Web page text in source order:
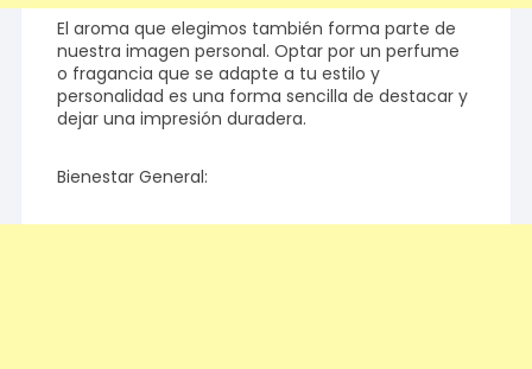
El aroma que elegimos también forma parte de
nuestra imagen personal. Optar por un perfume
o fragancia que se adapte a tu estilo y
personalidad es una forma sencilla de destacar y
dejar una impresión duradera.
Bienestar General: